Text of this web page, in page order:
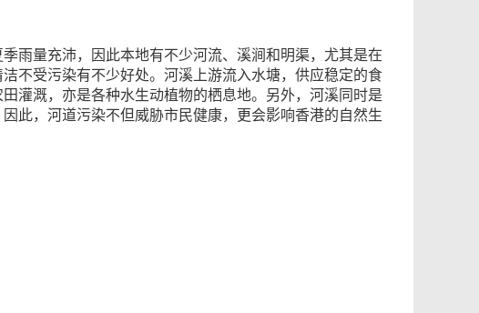
雨量充沛，因此本地有不少河流、溪涧和明渠，尤其是在
不受污染有不少好处。河溪上游流入水塘，供应稳定的食
灌溉，亦是各种水生动植物的栖息地。另外，河溪同时是
此，河道污染不但威胁市民健康，更会影响香港的自然生